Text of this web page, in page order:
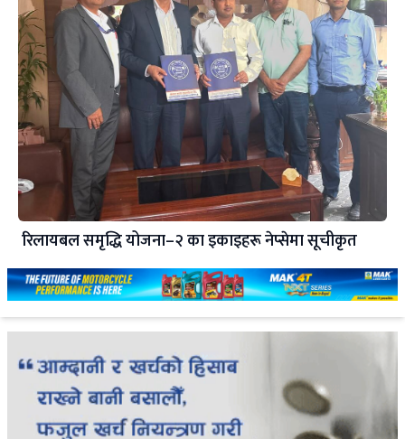
रिलायबल समृद्धि योजना–२ का इकाइहरू नेप्सेमा सूचीकृत